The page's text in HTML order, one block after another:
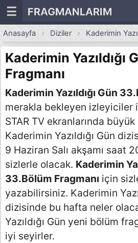
☰ FRAGMANLARIM
Anasayfa Diziler Kaderimin
Kaderimin Yazıldığı
Fragmanı
Kaderimin Yazıldığı Gün
merakla bekleyen izleyiciler
STAR TV ekranlarında
Kaderimin Yazıldığı Gün
9 Haziran Salı akşamı saat
sizlerle olacak. Kaderimin
33.Bölüm Fragmanı için
yazabilirsiniz. Kaderimin
dizisinde bu hafta neler
Yazıldığı Gün yeni bölüm
iyi seyirler.